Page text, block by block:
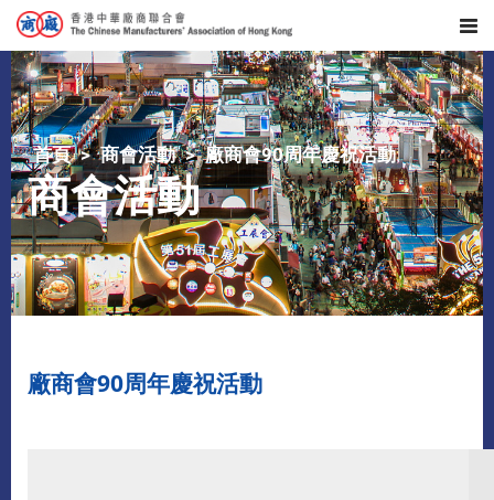
首頁 商會活動 廠商會90周年慶祝活動
商會活動
廠商會90周年慶祝活動